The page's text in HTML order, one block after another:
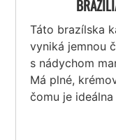
Táto brazílska
vyniká jemnou
s nádychom
Má plné,
čomu je